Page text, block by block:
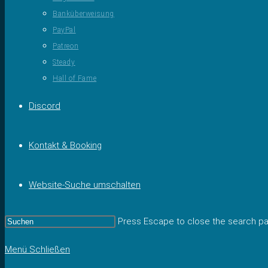
Banküberweisung
PayPal
Patreon
Steady
Hall of Fame
Discord
Kontakt & Booking
Website-Suche umschalten
Press Escape to close the search
Menü Schließen